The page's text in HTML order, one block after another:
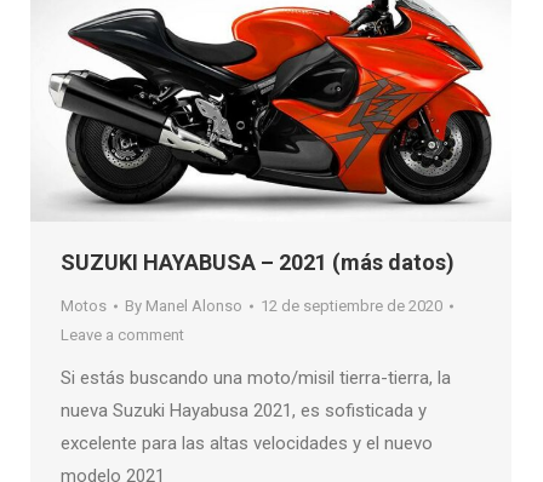
SUZUKI HAYABUSA – 2021 (más datos)
Motos By Manel Alonso
12 de septiembre de 2020
Leave a comment
Si estás buscando una moto/misil tierra-tierra, la
nueva Suzuki Hayabusa 2021, es sofisticada y
excelente para las altas velocidades y el nuevo
modelo 2021